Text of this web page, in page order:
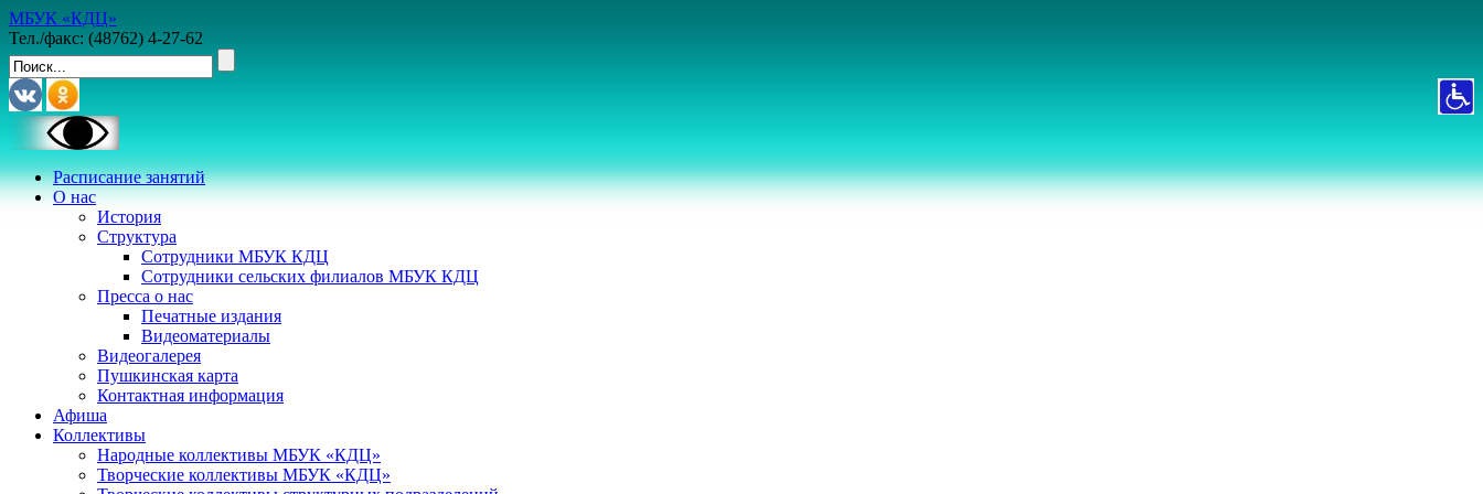
МБУК «КДЦ»
Тел./факс: (48762) 4-27-62
Расписание занятий
О нас
История
Структура
Сотрудники МБУК КДЦ
Сотрудники сельских филиалов МБУК КДЦ
Пресса о нас
Печатные издания
Видеоматериалы
Видеогалерея
Пушкинская карта
Контактная информация
Афиша
Коллективы
Народные коллективы МБУК «КДЦ»
Творческие коллективы МБУК «КДЦ»